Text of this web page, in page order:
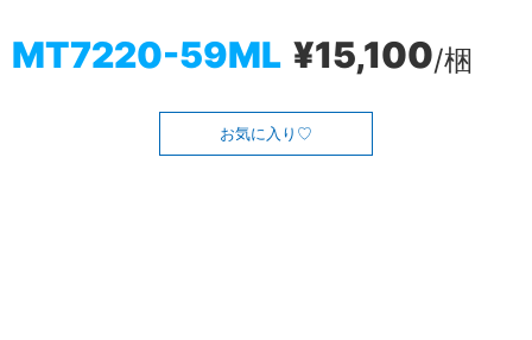
MT7220-59ML ¥15,100/梱
お気に入り